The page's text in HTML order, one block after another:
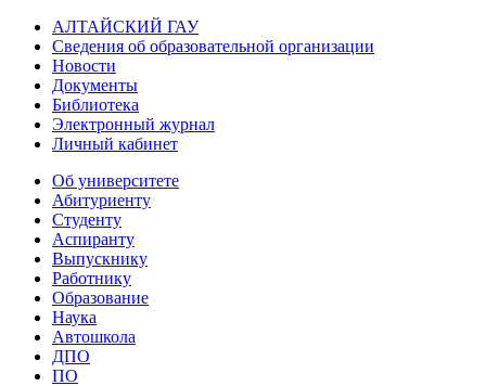
АЛТАЙСКИЙ ГАУ
Сведения об образовательной организации
Новости
Документы
Библиотека
Электронный журнал
Личный кабинет
Об университете
Абитуриенту
Студенту
Аспиранту
Выпускнику
Работнику
Образование
Наука
Автошкола
ДПО
ПО